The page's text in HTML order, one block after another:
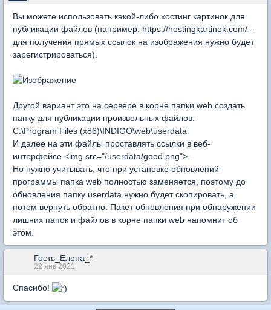
Вы можете использовать какой-либо хостинг картинок для
публикации файлов (например, https://hostingkartinok.com/ -
для получения прямых ссылок на изображения нужно будет
зарегистрироваться).
Другой вариант это на сервере в корне папки web создать
папку для публикации произвольных файлов:
C:\Program Files (x86)\INDIGO\web\userdata
И далее на эти файлы проставлять ссылки в веб-
интерфейсе <img src="/userdata/good.png">.
Но нужно учитывать, что при установке обновлений
программы папка web полностью заменяется, поэтому до
обновления папку userdata нужно будет скопировать, а
потом вернуть обратно. Пакет обновления при обнаружении
лишних папок и файлов в корне папки web напомнит об
этом.
Гость_Елена_*
22 янв 2021
Спасибо!